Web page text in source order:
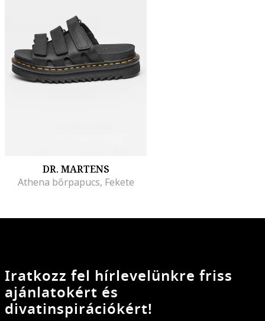
DR. MARTENS
Athena bőrpapucs, Fekete
Iratkozz fel hírlevelünkre friss
ajánlatokért és
divatinspirációkért!